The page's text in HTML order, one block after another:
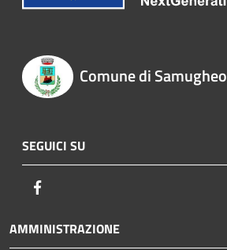
Comune di Samugheo
SEGUICI SU
AMMINISTRAZIONE